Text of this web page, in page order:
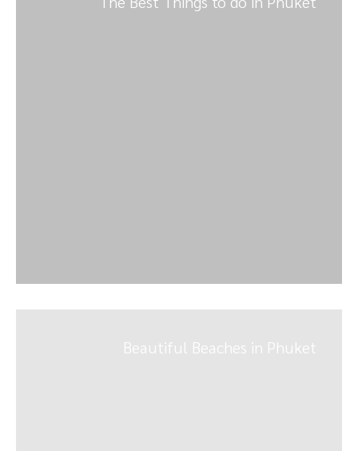
Beautiful Beaches in Phuket